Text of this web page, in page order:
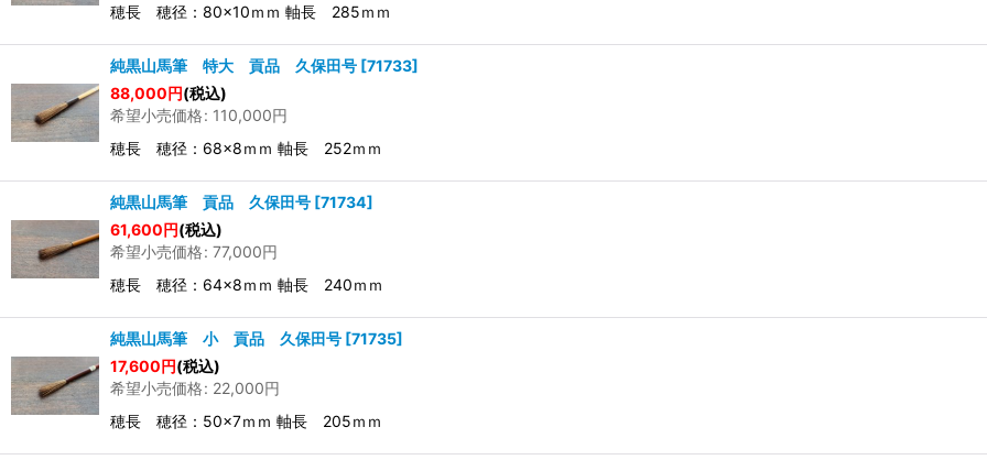
穂長 穂径：80×10ｍｍ 軸長 285ｍｍ
純黒山馬筆 特大 貢品 久保田号 [71733]
88,000円(税込)
希望小売価格: 110,000円
穂長 穂径：68×8ｍｍ 軸長 252ｍｍ
純黒山馬筆 貢品 久保田号 [71734]
61,600円(税込)
希望小売価格: 77,000円
穂長 穂径：64×8ｍｍ 軸長 240ｍｍ
純黒山馬筆 小 貢品 久保田号 [71735]
17,600円(税込)
希望小売価格: 22,000円
穂長 穂径：50×7ｍｍ 軸長 205ｍｍ